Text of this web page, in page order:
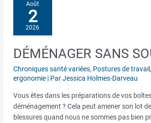
Août
2
2026
DÉMÉNAGER SANS
Chroniques santé variées, Postures de
ergonomie | ParJessica Holmes-Darveau
Vous êtes dans les préparations de vos
déménagement ? Cela peut amener son lot
blessures quand nous ne sommes pas bien
Déménager
soucis
!